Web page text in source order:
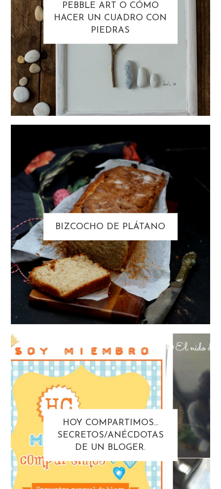
PEBBLE ART O CÓMO
HACER UN CUADRO CON
PIEDRAS
BIZCOCHO DE PLÁTANO
HOY COMPARTIMOS...
SECRETOS/ANÉCDOTAS
DE UN BLOGER.